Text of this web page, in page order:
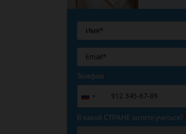
Телефон*
Russia
+7
В какой СТРАНЕ хотите учиться?*